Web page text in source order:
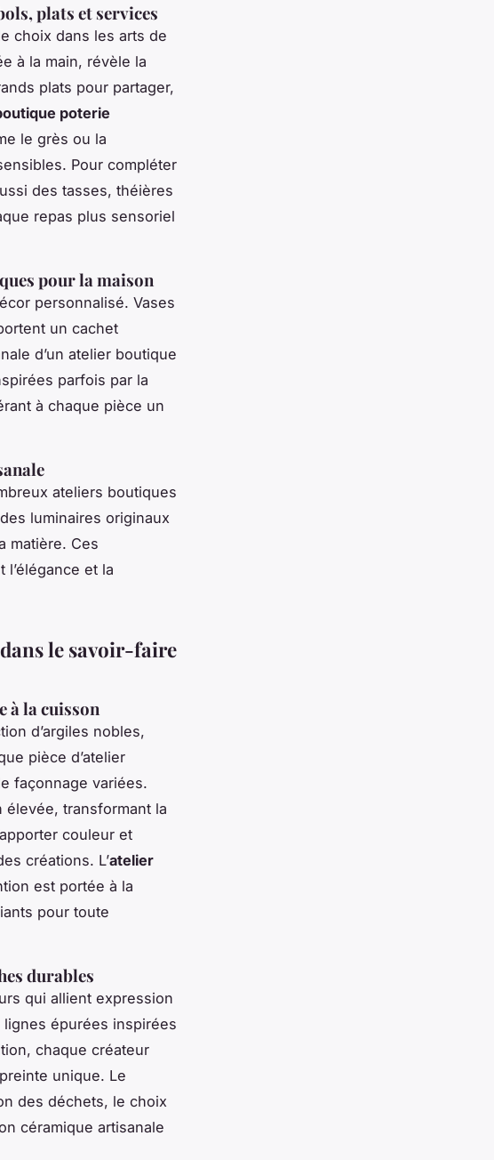
plats et services
choix dans les arts de
à la main, révèle la
plats pour partager,
poterie
le grès ou la
Pour compléter
des tasses, théières
repas plus sensoriel
pour la maison
personnalisé. Vases
un cachet
d’un atelier boutique
parfois par la
à chaque pièce un
ateliers boutiques
luminaires originaux
matière. Ces
et la
le savoir-faire
à la cuisson
d’argiles nobles,
pièce d’atelier
façonnage variées.
élevée, transformant la
couleur et
créations. L’atelier
est portée à la
pour toute
durables
qui allient expression
épurées inspirées
chaque créateur
unique. Le
des déchets, le choix
céramique artisanale